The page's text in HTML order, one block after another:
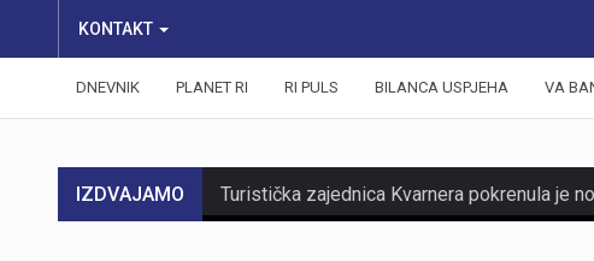
KONTAKT
DNEVNIK PLANET RI RI PULS BILANCA USPJEHA VA
IZDVAJAMO